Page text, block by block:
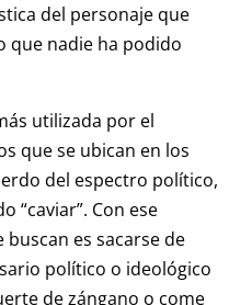
del personaje que
que nadie ha podido
utilizada por el
que se ubican en los
del espectro político,
“caviar”. Con ese
es sacarse de
político o ideológico
de zángano o come